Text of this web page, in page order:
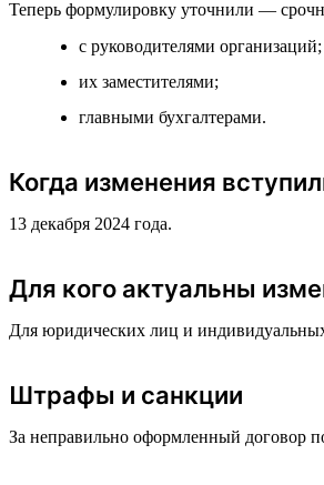
Теперь формулировку уточнили —
с руководителями организаций;
их заместителями;
главными бухгалтерами.
Когда изменения
13 декабря 2024 года.
Для кого актуальны
Для юридических лиц и
Штрафы и санкции
За неправильно оформленный договор